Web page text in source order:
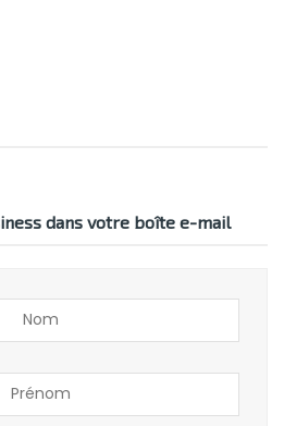
dans votre boîte e-mail